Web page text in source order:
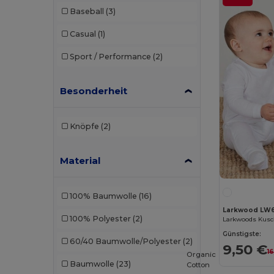
Brook Taverner
Build Your Brand
Carhartt (12)
Caterpillar
Clubclass (20)
Craghoppers (14)
Crocs (3)
Dickies (4)
Baseball (3)
Casual (1)
Sport / Performance (2)
Besonderheit
Knöpfe (2)
Material
100% Baumwolle (16)
100% Polyester (2)
60/40 Baumwolle/Polyester (2)
Baumwolle (23)
Larkwood
Günstigste:
9,50 €
Organic
Cotton